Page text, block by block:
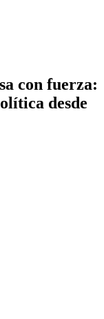
con fuerza:
desde